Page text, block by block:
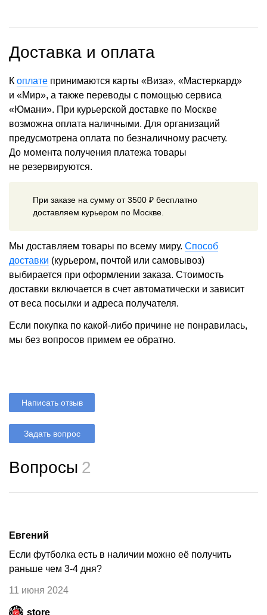
Доставка и оплата
К оплате принимаются карты «Виза», «Мастеркард»
и «Мир», а также переводы с помощью сервиса
«Юмани». При курьерской доставке по Москве
возможна оплата наличными. Для организаций
предусмотрена оплата по безналичному расчету.
До момента получения платежа товары
не резервируются.
При заказе на сумму от 3500 ₽ бесплатно
доставляем курьером по Москве.
Мы доставляем товары по всему миру. Способ
доставки (курьером, почтой или самовывоз)
выбирается при оформлении заказа. Стоимость
доставки включается в счет автоматически и зависит
от веса посылки и адреса получателя.
Если покупка по какой-либо причине не понравилась,
мы без вопросов примем ее обратно.
Написать отзыв
Задать вопрос
Вопросы 2
Евгений
Если футболка есть в наличии можно её получить
раньше чем 3-4 дня?
11 июня 2024
store